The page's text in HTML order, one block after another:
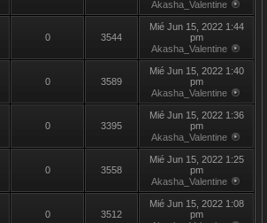
Akasha_Valentine
0 3544
Mié Jun 15, 2022 1:44
pm
Akasha_Valentine
0 3589
Mié Jun 15, 2022 1:40
pm
Akasha_Valentine
0 3395
Mié Jun 15, 2022 1:36
pm
Akasha_Valentine
0 3558
Mié Jun 15, 2022 1:25
pm
Akasha_Valentine
0 3512
Mié Jun 15, 2022 1:08
pm